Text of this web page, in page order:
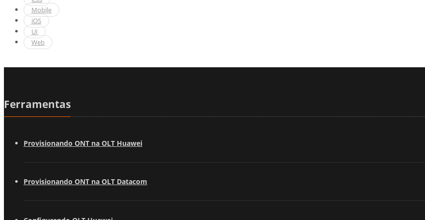
Mobile
iOS
UI
Web
Ferramentas
Provisionando ONT na OLT Huawei
Provisionando ONT na OLT Datacom